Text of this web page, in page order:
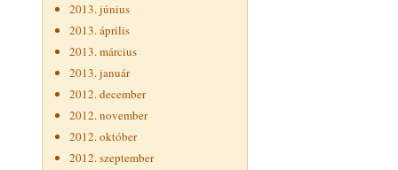
2013. június
2013. április
2013. március
2013. január
2012. december
2012. november
2012. október
2012. szeptember